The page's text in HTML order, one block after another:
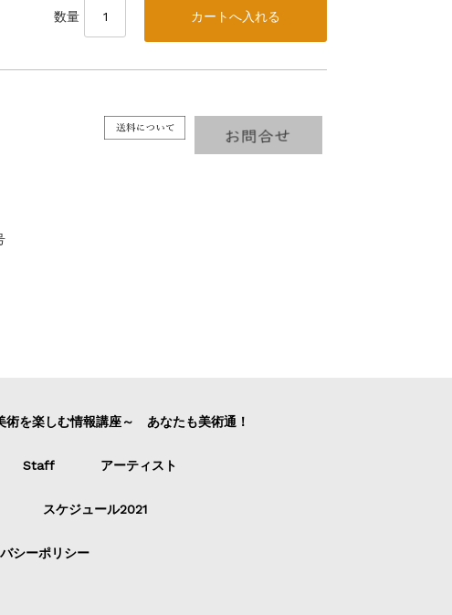
数量
術を楽しむ情報講座～ あなたも美術通！
Staff アーティスト
スケジュール2021
シーポリシー